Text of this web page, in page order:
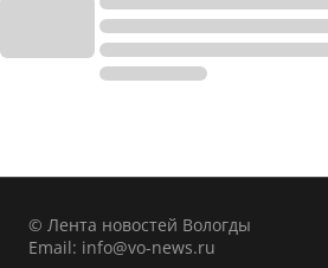
© Лента новостей Вологды
Email: info@vo-news.ru